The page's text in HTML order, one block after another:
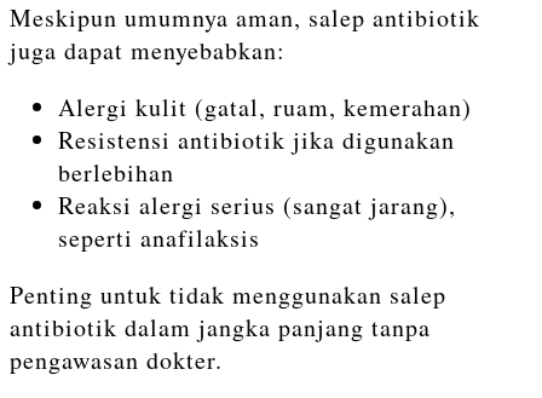
Meskipun umumnya aman, salep antibiotik
juga dapat menyebabkan:
Alergi kulit (gatal, ruam, kemerahan)
Resistensi antibiotik jika digunakan
berlebihan
Reaksi alergi serius (sangat jarang),
seperti anafilaksis
Penting untuk tidak menggunakan salep
antibiotik dalam jangka panjang tanpa
pengawasan dokter.